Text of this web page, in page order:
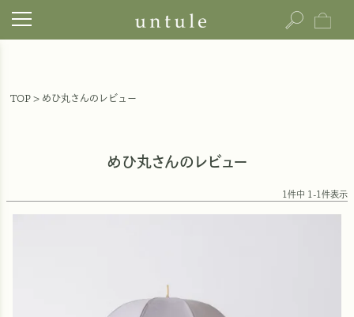
TOP めひ丸さんのレビュー
めひ丸さんのレビュー
1 件中 1 -1 件表示